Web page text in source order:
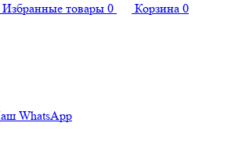
Избранные товары 0 Корзина 0
WhatsApp